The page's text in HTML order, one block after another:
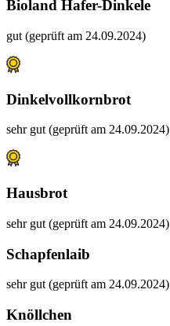
Bioland Hafer-Dinkele
gut (geprüft am 24.09.2024)
Dinkelvollkornbrot
sehr gut (geprüft am 24.09.2024)
Hausbrot
sehr gut (geprüft am 24.09.2024)
Schapfenlaib
sehr gut (geprüft am 24.09.2024)
Knöllchen